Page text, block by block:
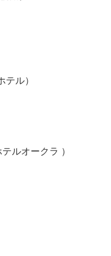
ル）
ルオークラ ）